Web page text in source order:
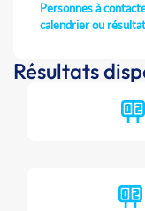
Personnes à
calendrier ou
Résultats